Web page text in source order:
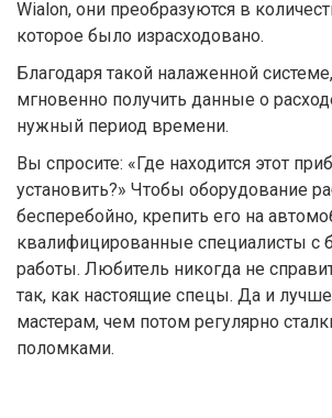
Wialon, они преобразуются в
которое было израсходовано.
Благодаря такой налаженной
мгновенно получить данные о
нужный период времени.
Вы спросите: «Где находится этот
установить?» Чтобы оборудование
бесперебойно, крепить его на
квалифицированные специалисты
работы. Любитель никогда не
так, как настоящие спецы. Да и
мастерам, чем потом регулярно
поломками.